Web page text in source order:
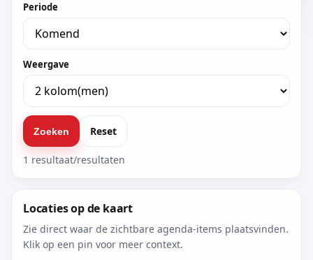
Periode
Weergave
Zoeken Reset
1 resultaat/resultaten
Locaties op de kaart
Zie direct waar de zichtbare agenda-items plaatsvinden.
Klik op een pin voor meer context.